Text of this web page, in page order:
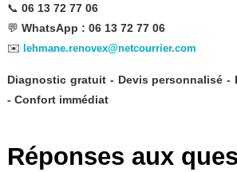
📞 06 13 72 77 06
💬 WhatsApp : 06 13 72 77 06
✉️ lehmane.renovex@netcourrier.com
Diagnostic gratuit - Devis personnalisé -
- Confort immédiat
Réponses aux